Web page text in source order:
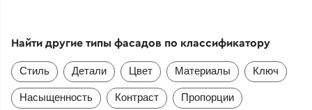
Найти другие типы фасадов по классификатору
Стиль Детали Цвет Материалы Ключ
Насыщенность Контраст Пропорции